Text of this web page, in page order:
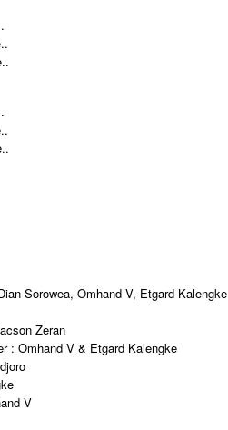
Sorowea, Omhand V, Etgard Kalengke
Zeran
: Omhand V & Etgard Kalengke
V